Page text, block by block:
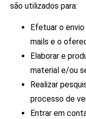
são utilizados para:
Efetuar o
mails e o
Elaborar e
material e/ou
Realizar
processo de
Entrar em